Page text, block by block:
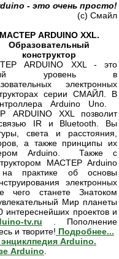
- это очень просто!
(с) Смайл
МАСТЕР ARDUINO XXL.
Образовательный
конструктор
ARDUINO XXL - это
уровень в
электронных
серии СМАЙЛ. В
Arduino Uno.
ARDUINO XXL позволит
IR и Bluetooth. Вы
света и расстояния,
а также принципы их
Arduino. Также с
МАСТЕР Arduino
практике об основы
электронных
чего станете Знатоком
Мир планеты
проектов и
tv.ru . Пополнение
и творите! Подробнее...
энциклпедия Arduino.
Arduino